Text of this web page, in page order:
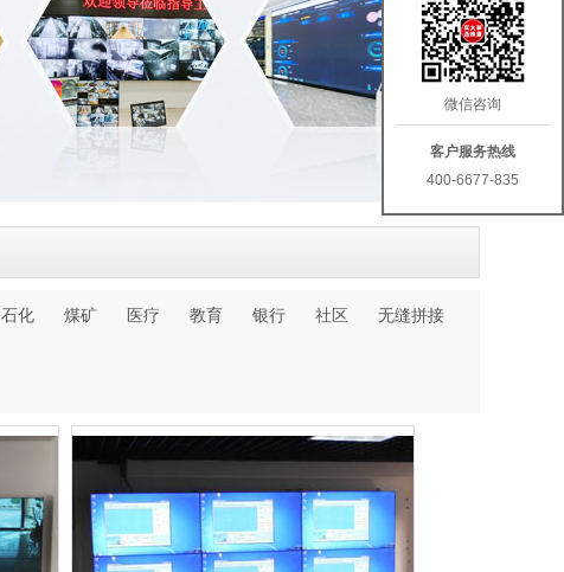
石化 煤矿 医疗 教育 银行 社区
无缝拼接
微信咨询
客户服务热线
400-6677-835